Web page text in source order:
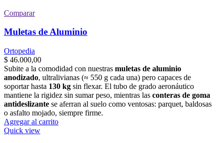
Comparar
Muletas de Aluminio
Ortopedia
$ 46.000,00
Subite a la comodidad con nuestras muletas de aluminio
anodizado, ultralivianas (≈ 550 g cada una) pero capaces de
soportar hasta 130 kg sin flexar. El tubo de grado aeronáutico
mantiene la rigidez sin sumar peso, mientras las conteras de goma
antideslizante se aferran al suelo como ventosas: parquet, baldosas
o asfalto mojado, siempre firme.
Agregar al carrito
Quick view